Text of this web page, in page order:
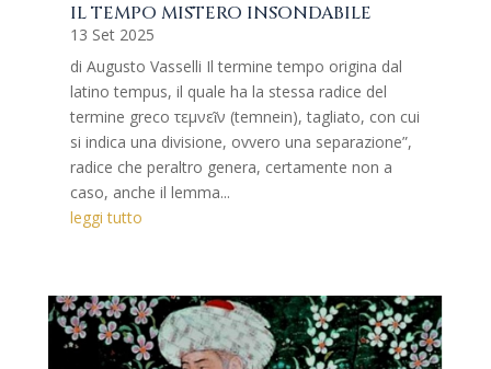
IL TEMPO MISTERO INSONDABILE
13 Set 2025
di Augusto Vasselli Il termine tempo origina dal
latino tempus, il quale ha la stessa radice del
termine greco τεμνεῖν (temnein), tagliato, con cui
si indica una divisione, ovvero una separazione”,
radice che peraltro genera, certamente non a
caso, anche il lemma...
leggi tutto